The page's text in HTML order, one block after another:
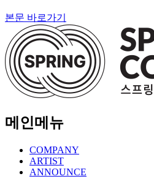
본문 바로가기
메인메뉴
COMPANY
ARTIST
ANNOUNCE